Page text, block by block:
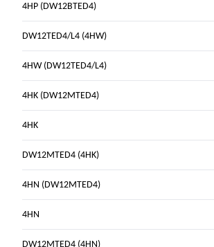
4HP (DW12BTED4)
DW12TED4/L4 (4HW)
4HW (DW12TED4/L4)
4HK (DW12MTED4)
4HK
DW12MTED4 (4HK)
4HN (DW12MTED4)
4HN
DW12MTED4 (4HN)